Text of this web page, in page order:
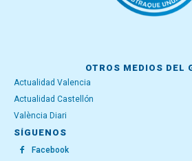
OTROS MEDIOS DEL
Actualidad Valencia
Actualidad Castellón
València Diari
SÍGUENOS
Facebook